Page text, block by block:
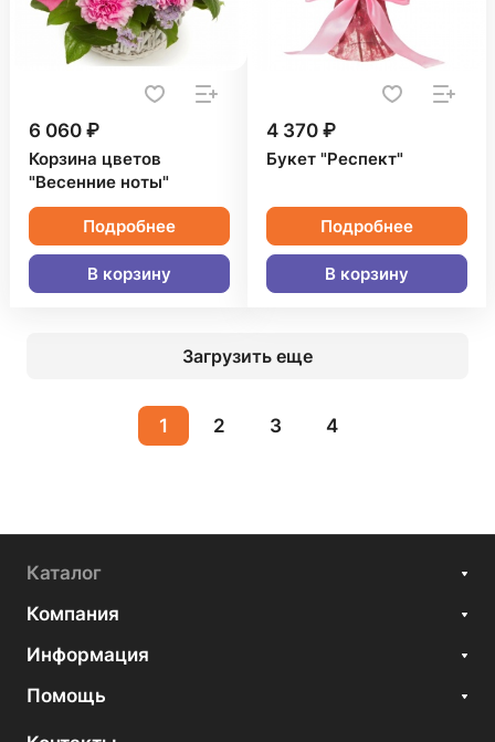
6 060 ₽
Корзина цветов
"Весенние ноты"
Подробнее
В корзину
4 370 ₽
Букет "Респект"
Подробнее
В корзину
Загрузить еще
1 2 3 4
Каталог
Компания
Информация
Помощь